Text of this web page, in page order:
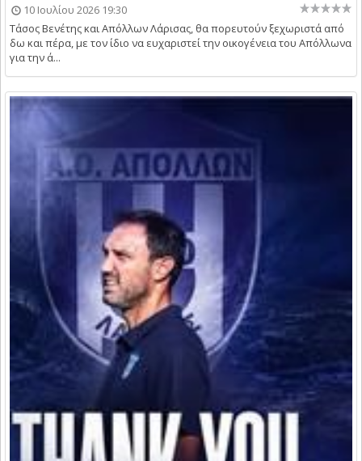
10 Ιουλίου 2026 19:30
Τάσος Βενέτης και Απόλλων Λάρισας, θα πορευτούν ξεχωριστά από
δω και πέρα, με τον ίδιο να ευχαριστεί την οικογένεια του Απόλλωνα
για την ά...